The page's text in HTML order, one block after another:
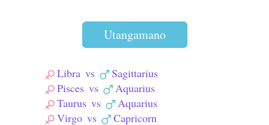
Utangamano
Libra vs
Sagittarius
Pisces vs
Aquarius
Taurus vs
Aquarius
Virgo vs
Capricorn